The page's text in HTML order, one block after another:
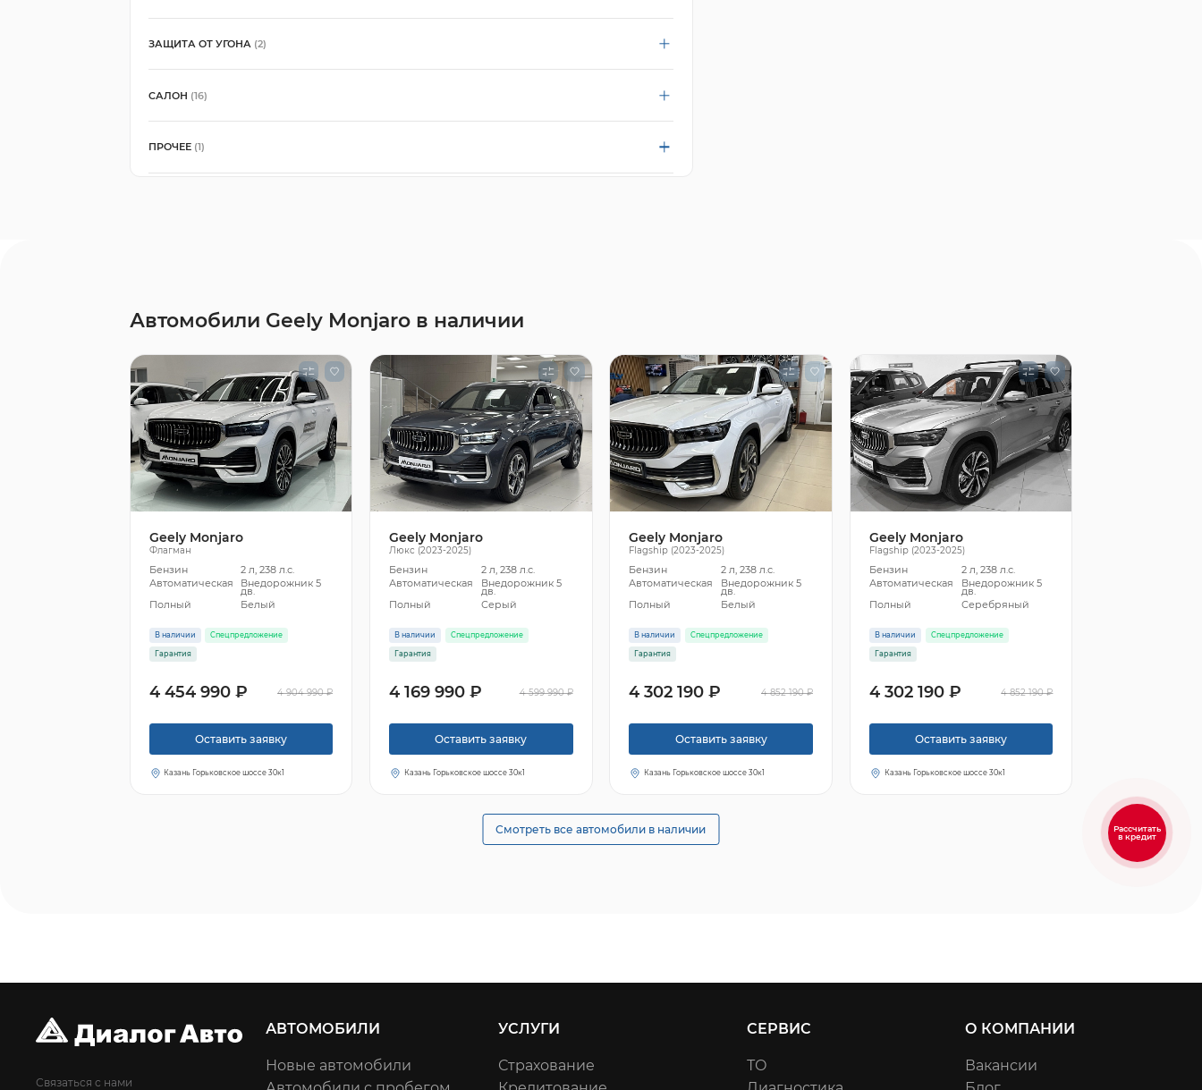
ЗАЩИТА ОТ УГОНА (2)
САЛОН (16)
ПРОЧЕЕ (1)
Автомобили Geely Monjaro в наличии
Geely Monjaro
Флагман
Бензин
2 л, 238 л.с.
Автоматическая
Внедорожник 5
дв.
Полный
Белый
В наличии Спецпредложение
Гарантия
4 454 990 ₽ 4 904 990 ₽
Оставить заявку
Казань Горьковское шоссе 30к1
Geely Monjaro
Люкс (2023-2025)
Бензин
2 л, 238 л.с.
Автоматическая
Внедорожник 5
дв.
Полный
Серый
В наличии Спецпредложение
Гарантия
4 169 990 ₽ 4 599 990 ₽
Оставить заявку
Казань Горьковское шоссе 30к1
Geely Monjaro
Flagship (2023-2025)
Бензин
2 л, 238 л.с.
Автоматическая
Внедорожник 5
дв.
Полный
Белый
В наличии Спецпредложение
Гарантия
4 302 190 ₽ 4 852 190 ₽
Оставить заявку
Казань Горьковское шоссе 30к1
Geely Monjaro
Flagship (2023-2025)
Бензин
2 л, 238 л.с.
Автоматическая
Внедорожник 5
дв.
Полный
Серебряный
В наличии Спецпредложение
Гарантия
4 302 190 ₽ 4 852 190 ₽
Оставить заявку
Казань Горьковское шоссе 30к1
Смотреть все автомобили в наличии
Связаться с нами
АВТОМОБИЛИ
Новые автомобили
УСЛУГИ
Страхование
СЕРВИС
ТО
О КОМПАНИИ
Вакансии
Рассчитать
в кредит